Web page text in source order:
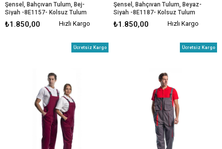
Şensel, Bahçıvan Tulum, Bej-
Siyah -8E1157- Kolsuz Tulum
₺1.850,00 Hızlı Kargo
Şensel, Bahçıvan Tulum, Beyaz-
Siyah -8E1187- Kolsuz Tulum
₺1.850,00 Hızlı Kargo
Ücretsiz Kargo Ücretsiz Kargo